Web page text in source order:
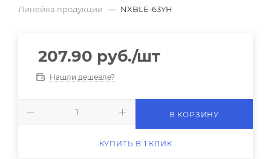
Линейка продукции — NXBLE-63YH
207.90 руб./шт
Нашли дешевле?
В КОРЗИНУ
КУПИТЬ В 1 КЛИК